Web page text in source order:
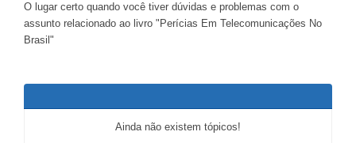
está
aqui:
O lugar certo quando você tiver dúvidas e problemas com o
assunto relacionado ao livro "Perícias Em Telecomunicações No
Brasil"
Ainda não existem tópicos!